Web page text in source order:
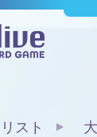
スト